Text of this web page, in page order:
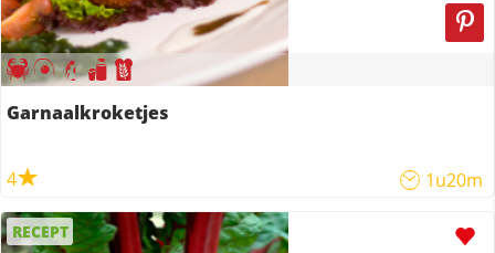
Garnaalkroketjes
4 1u20m
RECEPT